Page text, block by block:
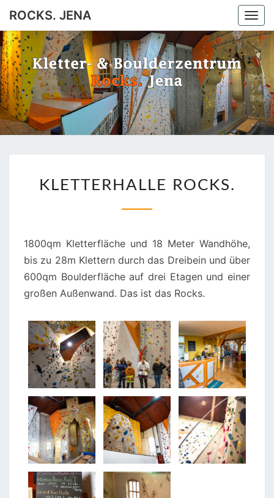
ROCKS. JENA
ROCKS.
JENA
Jena
ROCKS.
KLETTERHALLE ROCKS.
1800qm Kletterfläche und 18 Meter Wandhöhe,
bis zu 28m Klettern durch das Dreibein und über
600qm Boulderfläche auf drei Etagen und einer
großen Außenwand. Das ist das Rocks.